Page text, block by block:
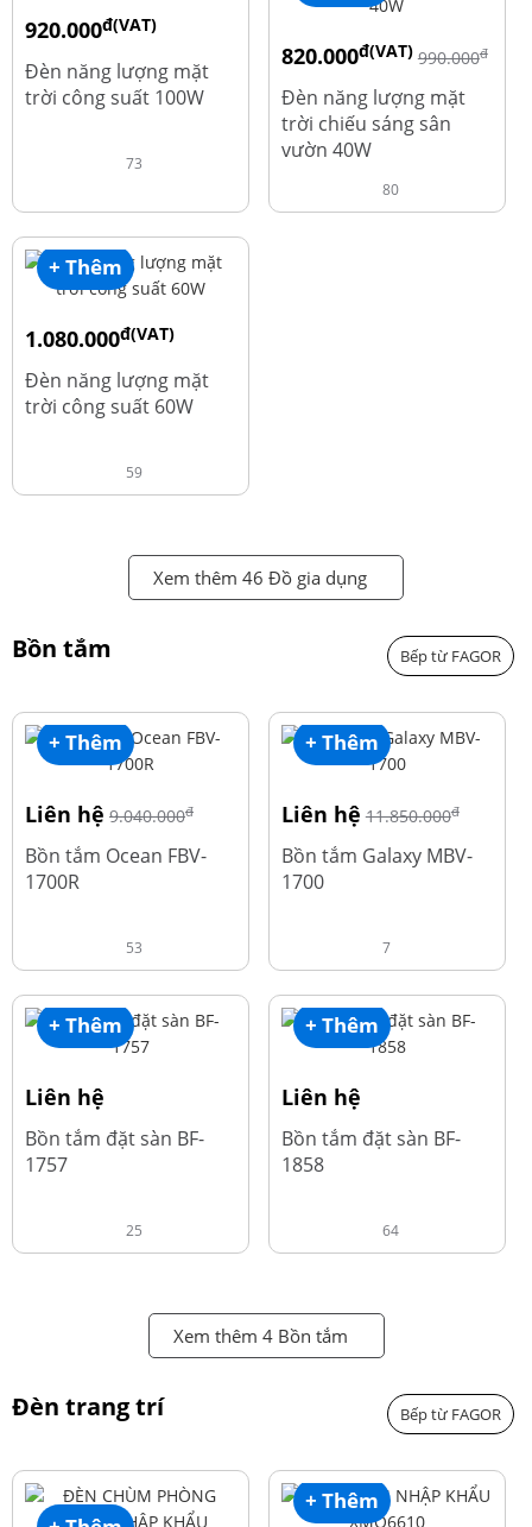
920.000đ(VAT)
1.010.000
Đèn năng lượng mặt
trời công suất 100W
73
820.000đ(VAT) 990.000đ
Đèn năng lượng mặt
trời chiếu sáng sân
vườn 40W
80
+ Thêm
1.080.000đ(VAT)
1.220.000
Đèn năng lượng mặt
trời công suất 60W
59
Xem thêm 46 Đồ gia dụng
Bồn tắm Bếp từ FAGOR
+ Thêm
Liên hệ 9.040.000đ
Bồn tắm Ocean FBV-
1700R
53
+ Thêm
Liên hệ 11.850.000đ
Bồn tắm Galaxy MBV-
1700
7
+ Thêm
Liên hệ
Bồn tắm đặt sàn BF-
1757
25
+ Thêm
Liên hệ
Bồn tắm đặt sàn BF-
1858
64
Xem thêm 4 Bồn tắm
Đèn trang trí Bếp từ FAGOR
+ Thêm